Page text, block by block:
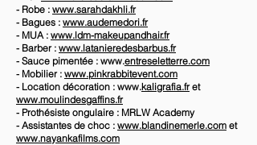
- Robe : www.sarahdakhli.fr
- Bagues : www.audemedori.fr
- MUA : www.ldm-makeupandhair.fr
- Barber : www.latanieredesbarbus.fr
- Sauce pimentée : www.entreseletterre.com
- Mobilier : www.pinkrabbitevent.com
- Location décoration : www.kaligrafia.fret
www.moulindesgaffins.fr
- Prothésiste ongulaire : MRLW Academy
- Assistantes de choc : www.blandinemerle.com et
www.nayankafilms.com